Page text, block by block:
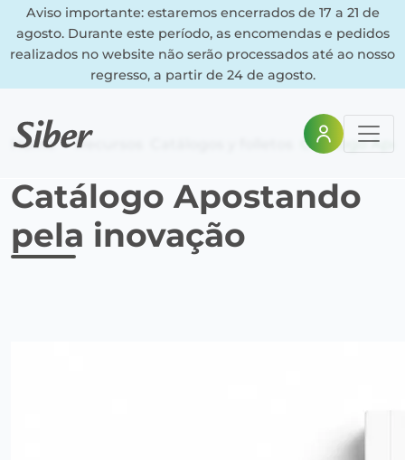
Aviso importante: estaremos encerrados de 17 a 21 de
agosto. Durante este período, as encomendas e pedidos
realizados no website não serão processados até ao nosso
regresso, a partir de 24 de agosto.
Home Recursos Catálogo
Catálogo Apostando
pela inovação